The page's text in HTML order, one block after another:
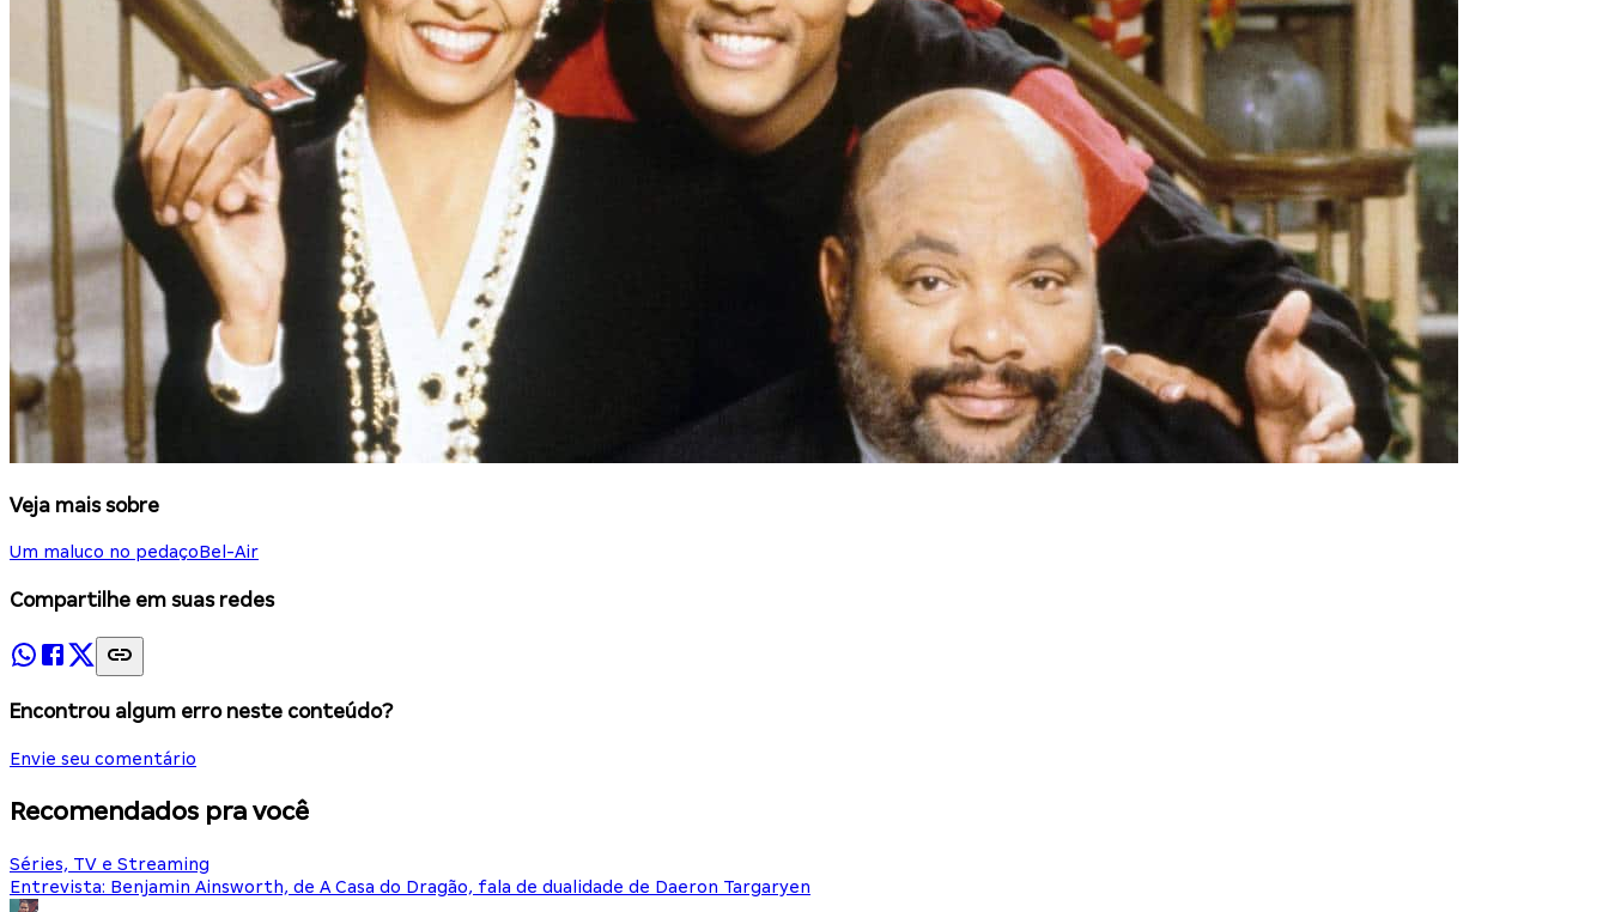
Veja mais sobre
Um maluco no pedaçoBel-Air
Compartilhe em suas redes
Encontrou algum erro neste conteúdo?
Envie seu comentário
Recomendados pra você
Séries, TV e Streaming
Entrevista: Benjamin Ainsworth, de A Casa do Dragão, fala de dualidade de Daeron Targaryen